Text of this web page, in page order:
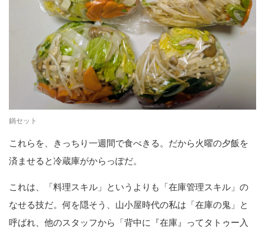
鍋セット
これらを、きっちり一週間で食べきる。だから火曜の夕飯を
済ませると冷蔵庫がからっぽだ。
これは、「料理スキル」というよりも「在庫管理スキル」の
なせる技だ。何を隠そう、山小屋時代の私は「在庫の鬼」と
呼ばれ、他のスタッフから「背中に『在庫』ってタトゥー入